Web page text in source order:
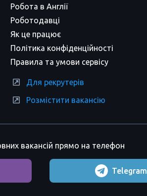
Робота в Англії
Роботодавці
Як це працює
Політика конфіденційності
Правила та умови сервісу
Для рекрутерів
Розмістити вакансію
вакансій прямо на телефон
Telegram